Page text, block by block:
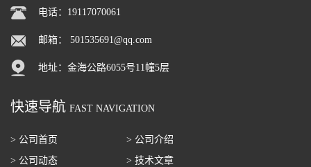
电话：19117070061
邮箱： 501535691@qq.com
地址：金海公路6055号11幢5层
快速导航 FAST NAVIGATION
> 公司首页
> 公司介绍
> 公司动态
> 技术文章